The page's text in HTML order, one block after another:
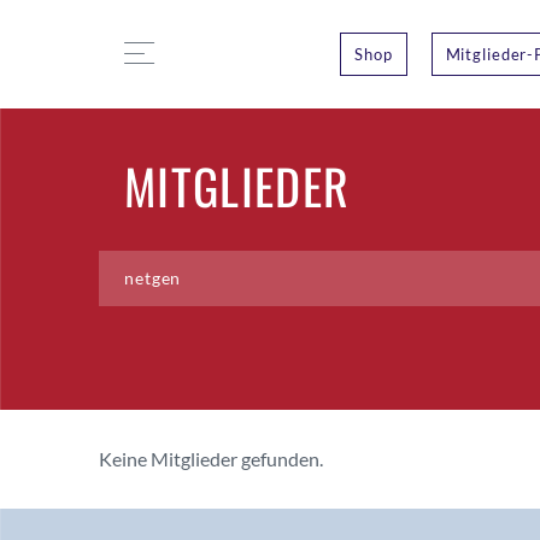
Shop Mitglieder-
MITGLIEDER
Keine Mitglieder gefunden.